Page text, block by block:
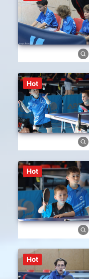
Hot
Hot
Hot